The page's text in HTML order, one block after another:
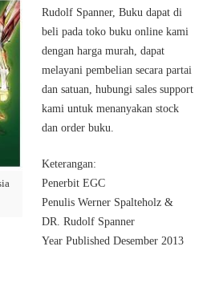
Rudolf Spanner, Buku dapat di
beli pada toko buku online kami
dengan harga murah, dapat
melayani pembelian secara partai
dan satuan, hubungi sales support
kami untuk menanyakan stock
dan order buku.
Keterangan:
Penerbit EGC
Penulis Werner Spalteholz &
DR. Rudolf Spanner
Year Published Desember 2013